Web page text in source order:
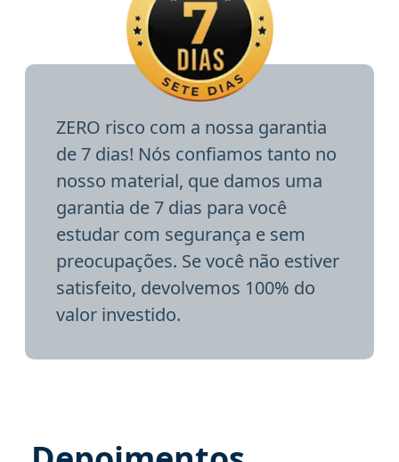
ZERO risco com a nossa garantia
de 7 dias! Nós confiamos tanto no
nosso material, que damos uma
garantia de 7 dias para você
estudar com segurança e sem
preocupações. Se você não estiver
satisfeito, devolvemos 100% do
valor investido.